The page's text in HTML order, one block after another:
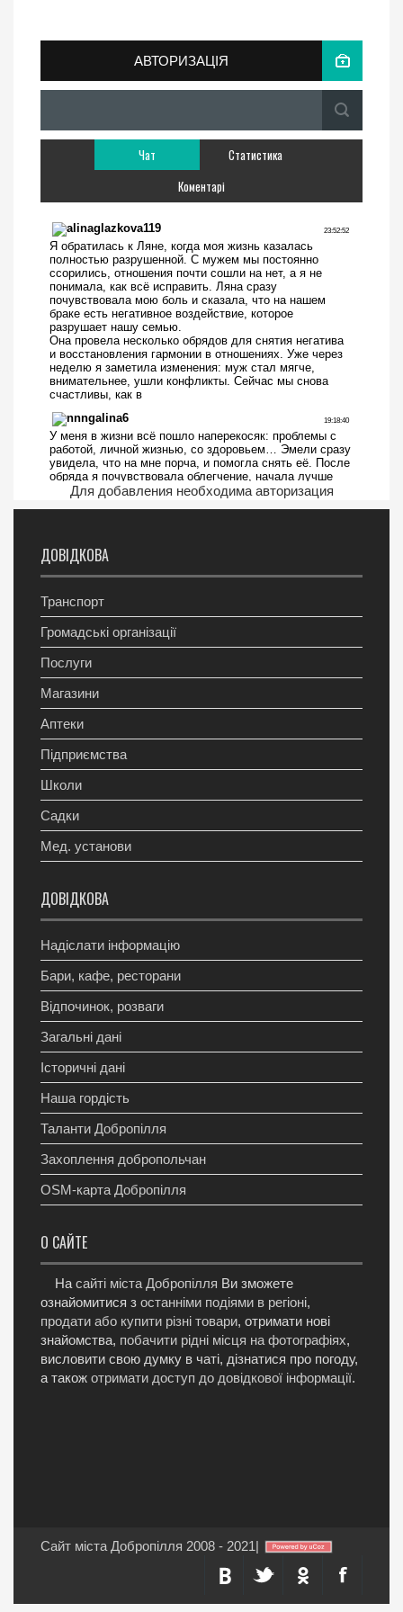
АВТОРИЗАЦІЯ
Чат
Статистика
Коментарі
Для добавления необходима авторизация
ДОВІДКОВА
Транспорт
Громадські організації
Послуги
Магазини
Аптеки
Підприємства
Школи
Садки
Мед. установи
ДОВІДКОВА
Надіслати інформацію
Бари, кафе, ресторани
Відпочинок, розваги
Загальні дані
Історичні дані
Наша гордість
Таланти Добропілля
Захоплення добропольчан
OSM-карта Добропілля
О САЙТЕ
На сайті міста Добропілля Ви зможете
ознайомитися з останніми подіями в регіоні,
продати або купити різні товари, отримати нові
знайомства, побачити рідні місця на фотографіях,
висловити свою думку в чаті, дізнатися про погоду,
а також отримати доступ до довідкової інформації.
Сайт міста Добропілля 2008 - 2021|